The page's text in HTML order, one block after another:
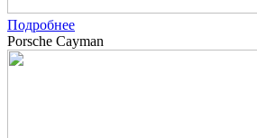
Подробнее
Porsche Cayman